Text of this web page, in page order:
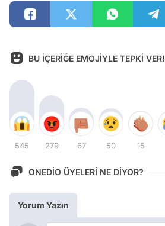
BU İÇERİĞE EMOJİYLE TEPKİ VER!
545 279 67 50 15
ONEDİO ÜYELERİ NE DİYOR?
Yorum Yazın